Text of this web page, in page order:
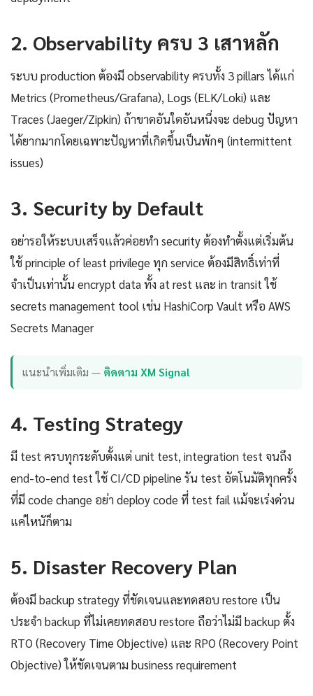
2. Observability ครบ 3 เสาหลัก
ระบบ production ต้องมี observability ครบทั้ง 3 pillars ได้แก่
Metrics (Prometheus/Grafana), Logs (ELK/Loki) และ
Traces (Jaeger/Zipkin) ถ้าขาดอันใดอันหนึ่งจะ debug ปัญหา
ได้ยากมากโดยเฉพาะปัญหาที่เกิดขึ้นเป็นพักๆ (intermittent
issues)
3. Security by Default
อย่ารอให้ระบบเสร็จแล้วค่อยทำ security ต้องทำตั้งแต่เริ่มต้น
ใช้ principle of least privilege ทุก service ต้องมีสิทธิ์เท่าที่
จำเป็นเท่านั้น encrypt data ทั้ง at rest และ in transit ใช้
secrets management tool เช่น HashiCorp Vault หรือ AWS
Secrets Manager
แนะนำเพิ่มเติม — ติดตาม XM Signal
4. Testing Strategy
มี test ครบทุกระดับตั้งแต่ unit test, integration test จนถึง
end-to-end test ใช้ CI/CD pipeline รัน test อัตโนมัติทุกครั้ง
ที่มี code change อย่า deploy code ที่ test fail แม้จะเร่งด่วน
แค่ไหนัก็ตาม
5. Disaster Recovery Plan
ต้องมี backup strategy ที่ชัดเจนและทดสอบ restore เป็น
ประจำ backup ที่ไม่เคยทดสอบ restore ถือว่าไม่มี backup ตั้ง
RTO (Recovery Time Objective) และ RPO (Recovery Point
Objective) ให้ชัดเจนตาม business requirement